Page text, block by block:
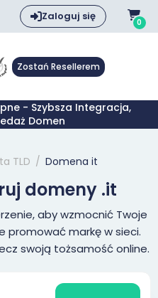
Zaloguj się 0
Zostań Resellerem
- Szybsza Integracja,
Domen
TLD Domena it
domeny .it
aby wzmocnić Twoje
promować markę w sieci.
swoją tożsamość online.